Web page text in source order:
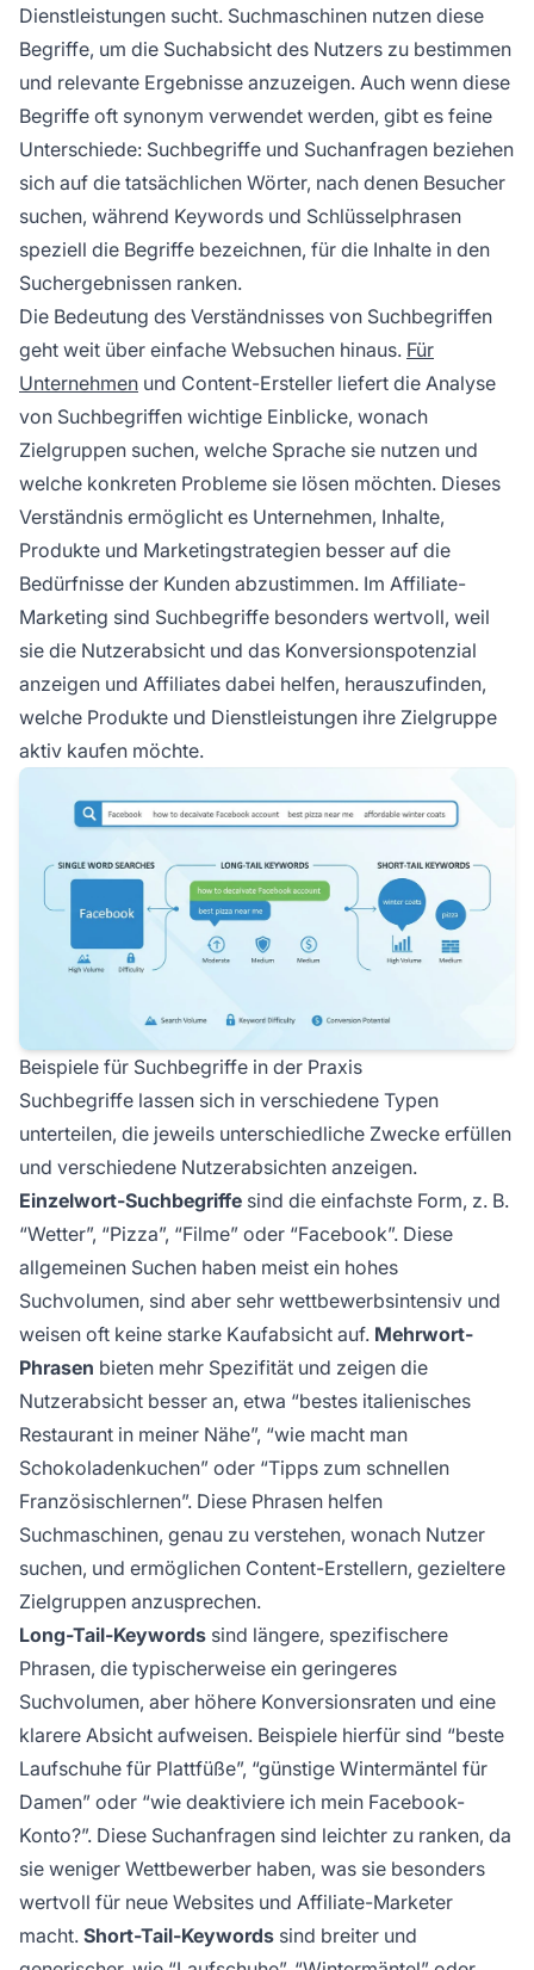
Dienstleistungen sucht. Suchmaschinen nutzen diese
Begriffe, um die Suchabsicht des Nutzers zu bestimmen
und relevante Ergebnisse anzuzeigen. Auch wenn diese
Begriffe oft synonym verwendet werden, gibt es feine
Unterschiede: Suchbegriffe und Suchanfragen beziehen
sich auf die tatsächlichen Wörter, nach denen Besucher
suchen, während Keywords und Schlüsselphrasen
speziell die Begriffe bezeichnen, für die Inhalte in den
Suchergebnissen ranken.
Die Bedeutung des Verständnisses von Suchbegriffen
geht weit über einfache Websuchen hinaus. Für
Unternehmen und Content-Ersteller liefert die Analyse
von Suchbegriffen wichtige Einblicke, wonach
Zielgruppen suchen, welche Sprache sie nutzen und
welche konkreten Probleme sie lösen möchten. Dieses
Verständnis ermöglicht es Unternehmen, Inhalte,
Produkte und Marketingstrategien besser auf die
Bedürfnisse der Kunden abzustimmen. Im Affiliate-
Marketing sind Suchbegriffe besonders wertvoll, weil
sie die Nutzerabsicht und das Konversionspotenzial
anzeigen und Affiliates dabei helfen, herauszufinden,
welche Produkte und Dienstleistungen ihre Zielgruppe
aktiv kaufen möchte.
Beispiele für Suchbegriffe in der Praxis
Suchbegriffe lassen sich in verschiedene Typen
unterteilen, die jeweils unterschiedliche Zwecke erfüllen
und verschiedene Nutzerabsichten anzeigen.
Einzelwort-Suchbegriffe sind die einfachste Form, z. B.
“Wetter”, “Pizza”, “Filme” oder “Facebook”. Diese
allgemeinen Suchen haben meist ein hohes
Suchvolumen, sind aber sehr wettbewerbsintensiv und
weisen oft keine starke Kaufabsicht auf. Mehrwort-
Phrasen bieten mehr Spezifität und zeigen die
Nutzerabsicht besser an, etwa “bestes italienisches
Restaurant in meiner Nähe”, “wie macht man
Schokoladenkuchen” oder “Tipps zum schnellen
Französischlernen”. Diese Phrasen helfen
Suchmaschinen, genau zu verstehen, wonach Nutzer
suchen, und ermöglichen Content-Erstellern, gezieltere
Zielgruppen anzusprechen.
Long-Tail-Keywords sind längere, spezifischere
Phrasen, die typischerweise ein geringeres
Suchvolumen, aber höhere Konversionsraten und eine
klarere Absicht aufweisen. Beispiele hierfür sind “beste
Laufschuhe für Plattfüße”, “günstige Wintermäntel für
Damen” oder “wie deaktiviere ich mein Facebook-
Konto?”. Diese Suchanfragen sind leichter zu ranken, da
sie weniger Wettbewerber haben, was sie besonders
wertvoll für neue Websites und Affiliate-Marketer
macht. Short-Tail-Keywords sind breiter und